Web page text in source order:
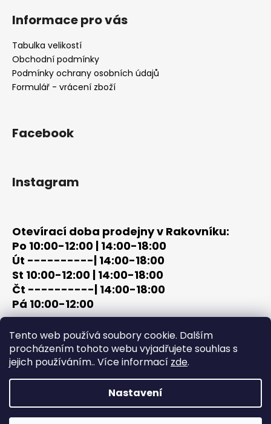
Tento web používá soubory cookie. Dalším
procházením tohoto webu vyjadřujete souhlas s
jejich používáním.. Více informací zde.
Nastavení
Informace pro vás
Tabulka velikostí
Obchodní podmínky
Podmínky ochrany osobních údajů
Formulář - vrácení zboží
Facebook
Instagram
Otevírací doba prodejny v Rakovníku:
Po 10:00-12:00 | 14:00-18:00
Út ----------| 14:00-18:00
St 10:00-12:00 | 14:00-18:00
Čt ----------| 14:00-18:00
Pá 10:00-12:00
tel: +420 603 320 859
email: terc-zbrane@seznam.cz
Copyright 2026PROCHÁZKA | OUTDOOR - LOV. Všechna